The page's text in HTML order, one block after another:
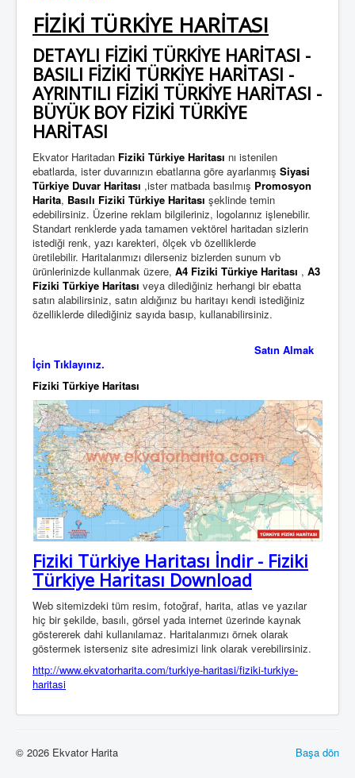
FİZİKİ TÜRKİYE HARİTASI
DETAYLI FİZİKİ TÜRKİYE HARİTASI -
BASILI FİZİKİ TÜRKİYE HARİTASI -
AYRINTILI FİZİKİ TÜRKİYE HARİTASI -
BÜYÜK BOY FİZİKİ TÜRKİYE
HARİTASI
Ekvator Haritadan Fiziki Türkiye Haritası nı istenilen
ebatlarda, ister duvarınızın ebatlarına göre ayarlanmış Siyasi
Türkiye Duvar Haritası ,ister matbada basılmış Promosyon
Harita, Basılı Fiziki Türkiye Haritası şeklinde temin
edebilirsiniz. Üzerine reklam bilgileriniz, logolarınız işlenebilir.
Standart renklerde yada tamamen vektörel haritadan sizlerin
istediği renk, yazı karekteri, ölçek vb özelliklerde
üretilebilir. Haritalarımızı dilerseniz bizlerden sunum vb
ürünlerinizde kullanmak üzere, A4 Fiziki Türkiye Haritası , A3
Fiziki Türkiye Haritası veya dilediğiniz herhangi bir ebatta
satın alabilirsiniz, satın aldığınız bu haritayı kendi istediğiniz
özelliklerde dilediğiniz sayıda basıp, kullanabilirsiniz.
Satın Almak
İçin Tıklayınız.
Fiziki Türkiye Haritası
Fiziki Türkiye Haritası İndir - Fiziki
Türkiye Haritası Download
Web sitemizdeki tüm resim, fotoğraf, harita, atlas ve yazılar
hiç bir şekilde, basılı, görsel yada internet üzerinde kaynak
göstererek dahi kullanılamaz. Haritalarımızı örnek olarak
göstermek isterseniz site adresimizi link olarak verebilirsiniz.
http://www.ekvatorharita.com/turkiye-haritasi/fiziki-turkiye-
haritasi
Başa dön
© 2026 Ekvator Harita